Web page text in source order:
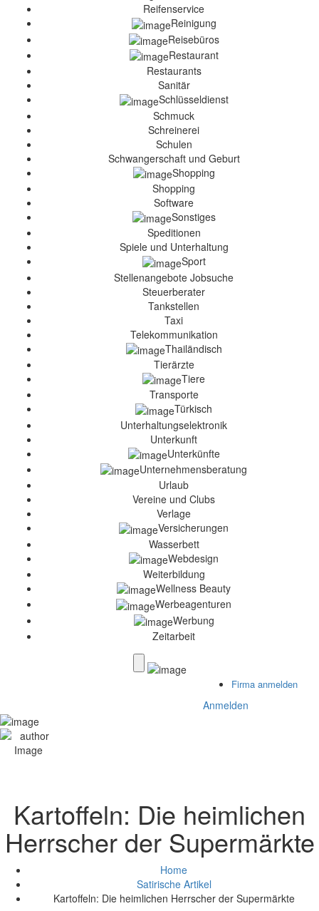
Reifenservice
Reinigung
Reisebüros
Restaurant
Restaurants
Sanitär
Schlüsseldienst
Schmuck
Schreinerei
Schulen
Schwangerschaft und Geburt
Shopping
Shopping
Software
Sonstiges
Speditionen
Spiele und Unterhaltung
Sport
Stellenangebote Jobsuche
Steuerberater
Tankstellen
Taxi
Telekommunikation
Thailändisch
Tierärzte
Tiere
Transporte
Türkisch
Unterhaltungselektronik
Unterkunft
Unterkünfte
Unternehmensberatung
Urlaub
Vereine und Clubs
Verlage
Versicherungen
Wasserbett
Webdesign
Weiterbildung
Wellness Beauty
Werbeagenturen
Werbung
Zeitarbeit
Firma anmelden
Anmelden
Kartoffeln: Die heimlichen
Herrscher der Supermärkte
Home
Satirische Artikel
Kartoffeln: Die heimlichen Herrscher der Supermärkte